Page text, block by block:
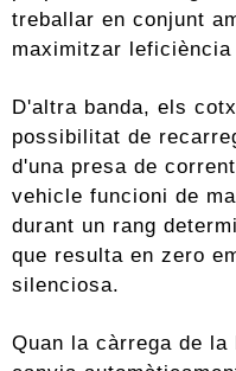
treballar en conjunt
maximitzar
D'altra banda, els
possibilitat de
d'una presa de
vehicle funcioni de
durant un rang
que resulta en zero
silenciosa.
Quan la càrrega de